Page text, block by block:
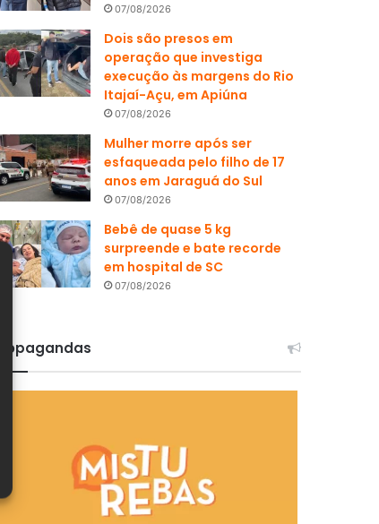
07/08/2026
Dois são presos em
operação que investiga
execução às margens do Rio
Itajaí-Açu, em Apiúna
07/08/2026
Mulher morre após ser
esfaqueada pelo filho de 17
anos em Jaraguá do Sul
07/08/2026
Bebê de quase 5 kg
surpreende e bate recorde
em hospital de SC
07/08/2026
Propagandas